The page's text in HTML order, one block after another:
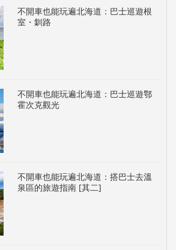
不開車也能玩遍北海道：巴士巡遊根
室・釧路
不開車也能玩遍北海道：巴士巡遊鄂
霍次克觀光
不開車也能玩遍北海道：搭巴士去溫
泉區的旅遊指南 [其二]